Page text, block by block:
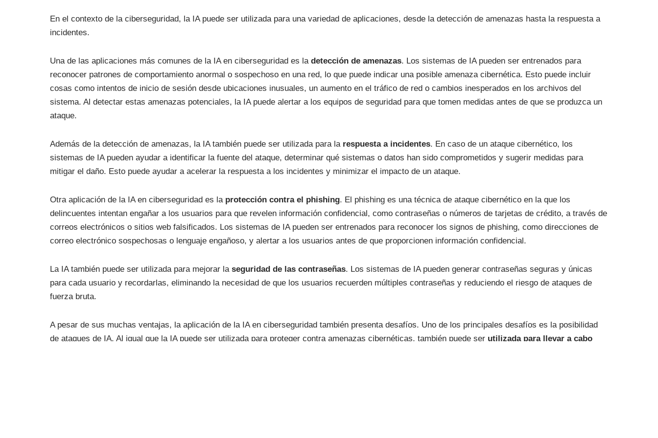
En el contexto de la ciberseguridad, la IA puede ser utilizada para una variedad de aplicaciones, desde la detección de amenazas hasta la respuesta a
incidentes.
Una de las aplicaciones más comunes de la IA en ciberseguridad es la detección de amenazas. Los sistemas de IA pueden ser entrenados para
reconocer patrones de comportamiento anormal o sospechoso en una red, lo que puede indicar una posible amenaza cibernética. Esto puede incluir
cosas como intentos de inicio de sesión desde ubicaciones inusuales, un aumento en el tráfico de red o cambios inesperados en los archivos del
sistema. Al detectar estas amenazas potenciales, la IA puede alertar a los equipos de seguridad para que tomen medidas antes de que se produzca un
ataque.
Además de la detección de amenazas, la IA también puede ser utilizada para la respuesta a incidentes. En caso de un ataque cibernético, los
sistemas de IA pueden ayudar a identificar la fuente del ataque, determinar qué sistemas o datos han sido comprometidos y sugerir medidas para
mitigar el daño. Esto puede ayudar a acelerar la respuesta a los incidentes y minimizar el impacto de un ataque.
Otra aplicación de la IA en ciberseguridad es la protección contra el phishing. El phishing es una técnica de ataque cibernético en la que los
delincuentes intentan engañar a los usuarios para que revelen información confidencial, como contraseñas o números de tarjetas de crédito, a través de
correos electrónicos o sitios web falsificados. Los sistemas de IA pueden ser entrenados para reconocer los signos de phishing, como direcciones de
correo electrónico sospechosas o lenguaje engañoso, y alertar a los usuarios antes de que proporcionen información confidencial.
La IA también puede ser utilizada para mejorar la seguridad de las contraseñas. Los sistemas de IA pueden generar contraseñas seguras y únicas
para cada usuario y recordarlas, eliminando la necesidad de que los usuarios recuerden múltiples contraseñas y reduciendo el riesgo de ataques de
fuerza bruta.
A pesar de sus muchas ventajas, la aplicación de la IA en ciberseguridad también presenta desafíos. Uno de los principales desafíos es la posibilidad
de ataques de IA. Al igual que la IA puede ser utilizada para proteger contra amenazas cibernéticas, también puede ser utilizada para llevar a cabo